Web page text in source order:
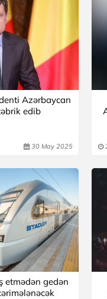
Azərbaycan
edib
30 May 2025
etmədən gedən